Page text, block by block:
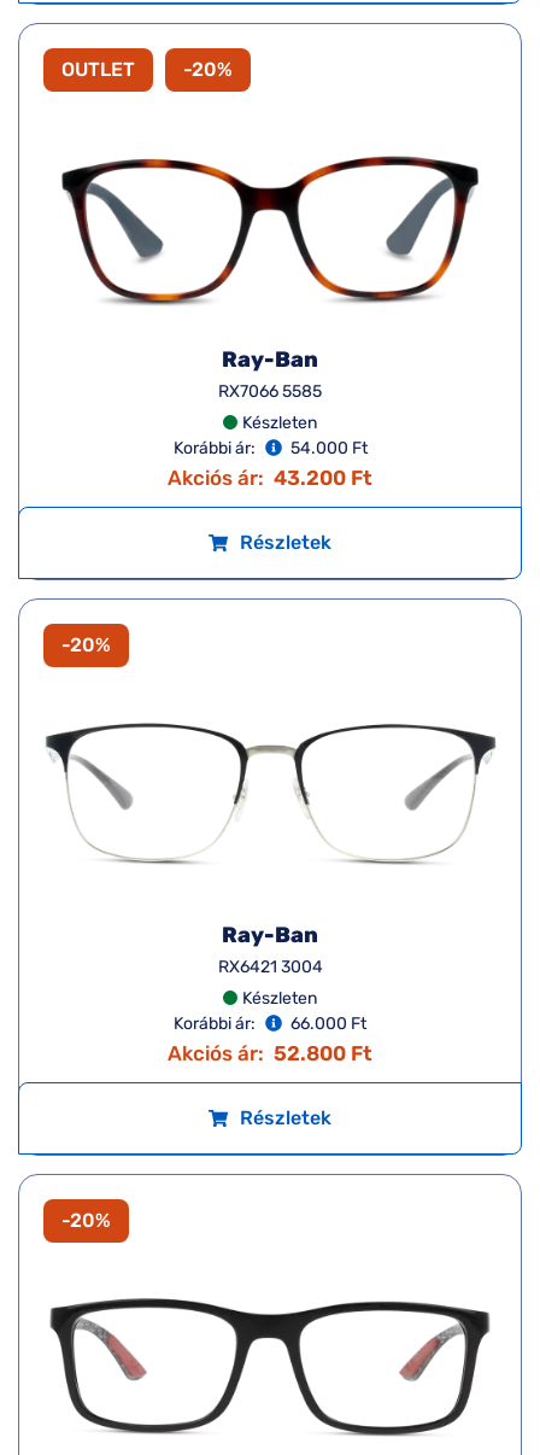
OUTLET -20%
Ray-Ban
RX7066 5585
Készleten
Korábbi ár:
54.000 Ft
Akciós ár: 43.200 Ft
Részletek
-20%
Ray-Ban
RX6421 3004
Készleten
Korábbi ár:
66.000 Ft
Akciós ár: 52.800 Ft
Részletek
-20%